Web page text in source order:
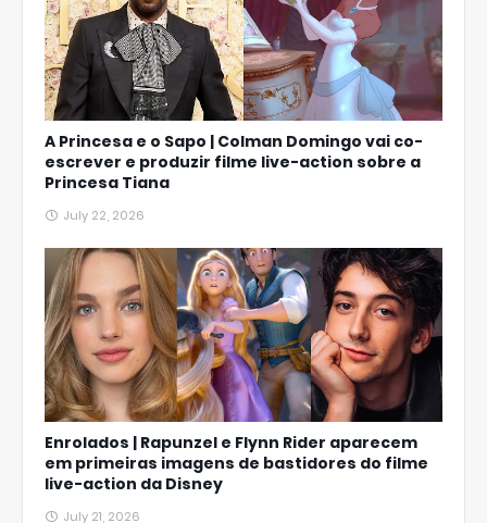
A Princesa e o Sapo | Colman Domingo vai co-
escrever e produzir filme live-action sobre a
Princesa Tiana
July 22, 2026
Enrolados | Rapunzel e Flynn Rider aparecem
em primeiras imagens de bastidores do filme
live-action da Disney
July 21, 2026